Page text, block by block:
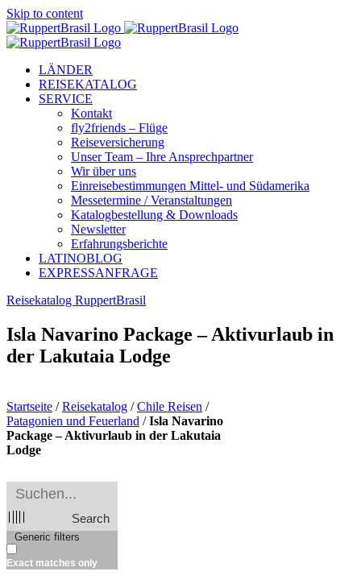
Skip to content
LÄNDER
REISEKATALOG
SERVICE
Kontakt
fly2friends – Flüge
Reiseversicherung
Unser Team – Ihre Ansprechpartner
Wir über uns
Einreisebestimmungen Mittel- und Südamerika
Messetermine / Veranstaltungen
Katalogbestellung & Downloads
Newsletter
Erfahrungsberichte
LATINOBLOG
EXPRESSANFRAGE
Reisekatalog RuppertBrasil
Isla Navarino Package – Aktivurlaub in
der Lakutaia Lodge
Startseite /Reisekatalog /Chile Reisen /
Patagonien und Feuerland /Isla Navarino
Package – Aktivurlaub in der Lakutaia
Lodge
Search
Generic filters
Exact matches only